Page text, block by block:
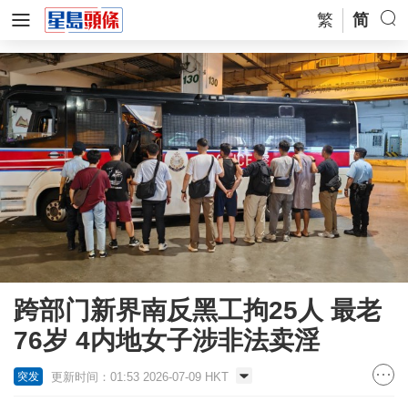
繁 简
跨部门新界南反黑工拘25人 最老
76岁 4内地女子涉非法卖淫
突发 更新时间：01:53 2026-07-09 HKT